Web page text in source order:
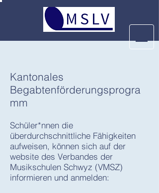
Kantonales
Begabtenförderungsprogra
mm
Schüler*nnen die
überdurchschnittliche Fähigkeiten
aufweisen, können sich auf der
website des Verbandes der
Musikschulen Schwyz (VMSZ)
informieren und anmelden: